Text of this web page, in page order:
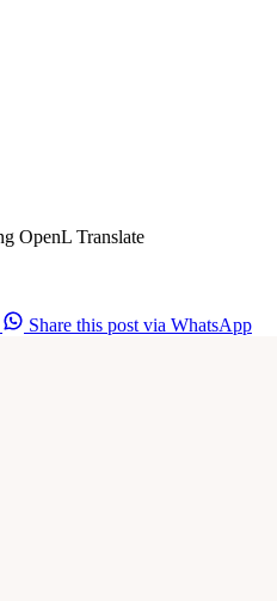
OpenL Translate
Share this post via WhatsApp